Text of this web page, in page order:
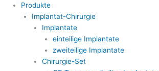
Produkte
Implantat-Chirurgie
Implantate
einteilige Implantate
zweiteilige Implantate
Chirurgie-Set